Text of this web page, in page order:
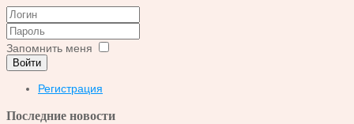
Запомнить меня
Войти
Регистрация
Последние новости